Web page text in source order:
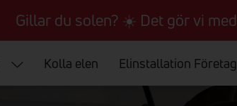
Gillar du solen? ☀️ Det gör vi
Kolla elen Elinstallation Företag